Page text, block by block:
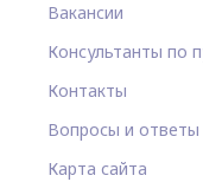
Вакансии
Консультанты по
Контакты
Вопросы и ответы
Карта сайта